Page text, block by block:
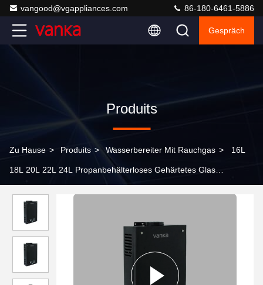
vangood@vgappliances.com 86-180-6461-5886
Gespräch
Produits
Zu Hause > Produits > Wasserbereiter Mit Rauchgas > 16L
18L 20L 22L 24L Propanbehälterloses Gehärtetes Glas